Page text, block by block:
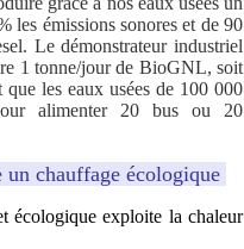
les émissions sonores et de 90
Le démonstrateur industriel
1 tonne/jour de BioGNL, soit
les eaux usées de 100 000
alimenter 20 bus ou 20
un chauffage écologique
écologique exploite la chaleur